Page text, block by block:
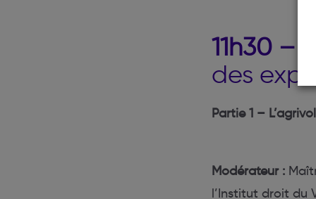
11h30 –
des
Partie 1 –
Modérateur :
l’Institut droit du